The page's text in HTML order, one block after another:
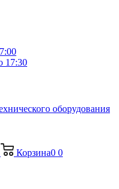
17:30
Корзина0 0